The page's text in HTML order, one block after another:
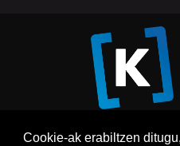
Cookie-ak erabiltzen